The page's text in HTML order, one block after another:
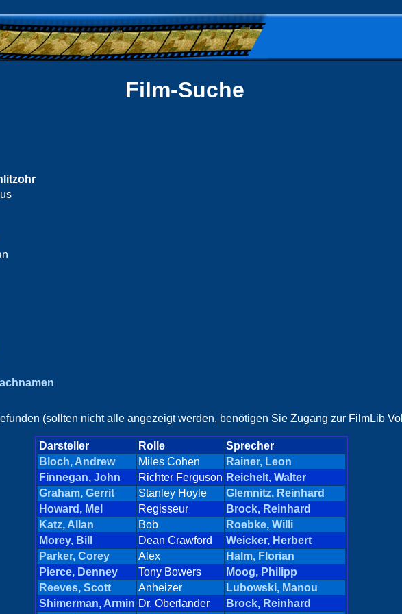
Film-Suche
(sollten nicht alle angezeigt werden, benötigen Sie Zugang zur FilmLib
Darsteller Rolle
Sprecher
Bloch, Andrew
Miles Cohen
Rainer, Leon
Finnegan, John
Richter Ferguson Reichelt, Walter
Graham, Gerrit
Stanley Hoyle
Glemnitz, Reinhard
Howard, Mel
Regisseur
Brock, Reinhard
Katz, Allan
Bob
Roebke, Willi
Morey, Bill
Dean Crawford
Weicker, Herbert
Parker, Corey
Alex
Halm, Florian
Pierce, Denney
Tony Bowers
Moog, Philipp
Reeves, Scott
Anheizer
Lubowski, Manou
Shimerman, Armin Dr. Oberlander
Brock, Reinhard